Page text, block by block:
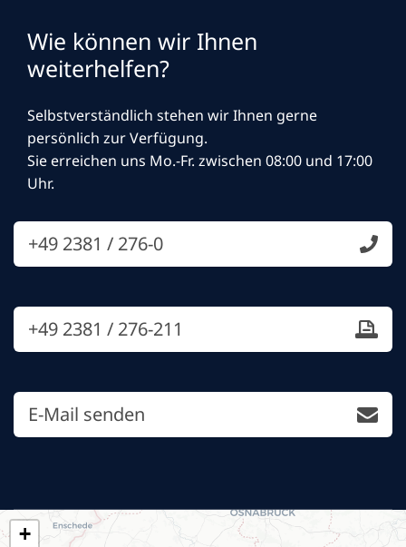
Wie können wir Ihnen
weiterhelfen?
Selbstverständlich stehen wir Ihnen gerne
persönlich zur Verfügung.
Sie erreichen uns Mo.-Fr. zwischen 08:00 und 17:00
Uhr.
+49 2381 / 276-0
+49 2381 / 276-211
E-Mail senden
+